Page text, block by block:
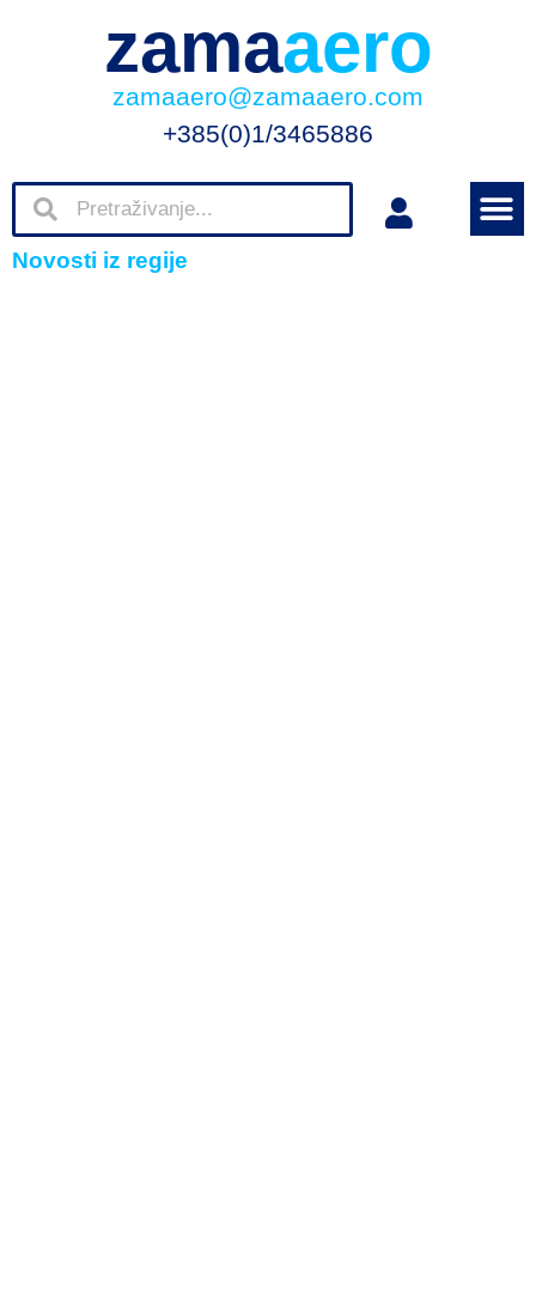
zamaaero
zamaaero@zamaaero.com
+385(0)1/3465886
Novosti iz regije